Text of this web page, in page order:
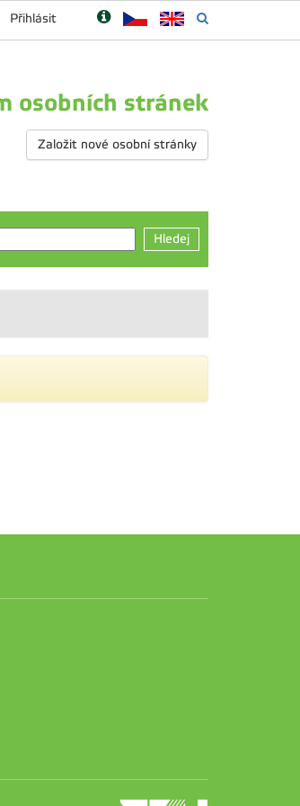
Přihlásit
osobních stránek
Založit nové osobní stránky
Hledej